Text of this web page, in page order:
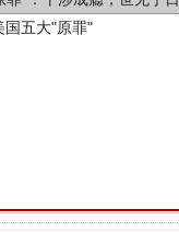
退费，一次搞定